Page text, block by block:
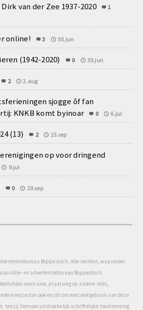
van der Zee 1937-2020
1
online! 3 30.jun
(1942-2020) 0 30.jun
2 2.aug
sjogge ôf fan
KNKB komt byinoar
0 6.jul
(13) 2 15.sep
op voor dringend
9.jul
0 29.sep
Boppeslach, Alle rechten, waaronder
en advertentiebureau Boppeslach
overname, plaatsing op andere sites,
wijze dan ook en/of commercieel gebruik van deze
tenzij hiervoor uitdrukkelijk schriftelijke toestemming